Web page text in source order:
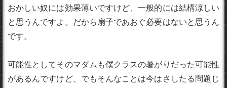
おかしい奴には効果薄いですけど、一般的には結構涼しい
と思うんですよ。だから扇子であおぐ必要はないと思うん
です。
可能性としてそのマダムも僕クラスの暑がりだった可能性
があるんですけど、でもそんなことは今はさしたる問題じ